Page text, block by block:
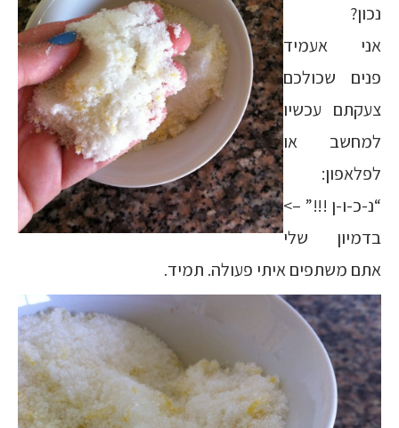
נכון?
אני אעמיד
פנים שכולכם
צעקתם עכשיו
למחשב או
לפלאפון:
“נ-כ-ו-ן !!!” –>
בדמיון שלי
אתם משתפים איתי פעולה. תמיד.